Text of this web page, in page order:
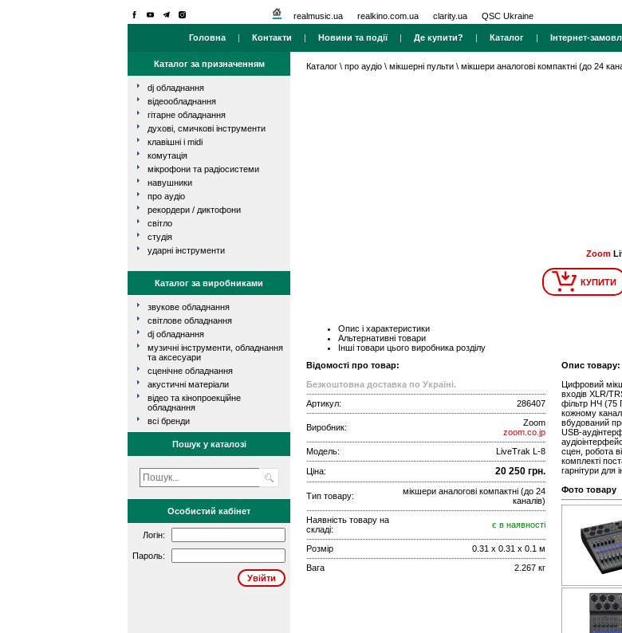
realmusic.ua realkino.com.ua clarity.ua QSC Ukraine
Головна | Контакти | Новини та події| Де купити? | Каталог | Інтернет-
Каталог за призначенням
dj обладнання
відеообладнання
гітарне обладнання
духові, смичкові інструменти
клавішні і midi
комутація
мікрофони та радіосистеми
навушники
про аудіо
рекордери / диктофони
світло
студія
ударні інструменти
Каталог за виробниками
звукове обладнання
світлове обладнання
dj обладнання
музичні інструменти, обладнання
та аксесуари
сценічне обладнання
акустичні матеріали
відео та кінопроекційне
обладнання
всі бренди
Пошук у каталозі
Особистий кабінет
Логін:
Пароль:
Каталог \ про аудіо \ мікшерні пульти \ мікшери аналогові компактні (до 24
Zoom
КУПИТИ
Опис і характеристики
Альтернативні товари
Інші товари цього виробника розділу
Відомості про товар:
Безкоштовна доставка по Україні.
Артикул:
286407
Виробник:
Zoom
zoom.co.jp
Модель:
LiveTrak L-8
Ціна: 20 250 грн.
Тип товару:
мікшери аналогові компактні (до 24
каналів)
Наявність товару на
складі:
є в наявності
Розмір
0.31 x 0.31 x 0.1 м
Вага
2.267 кг
Опис товару:
Цифровий
входів XLR/
фільтр НЧ (75
кожному
вбудований
USB-
сцен, робота
комплекті
гарнітури для
Фото товару